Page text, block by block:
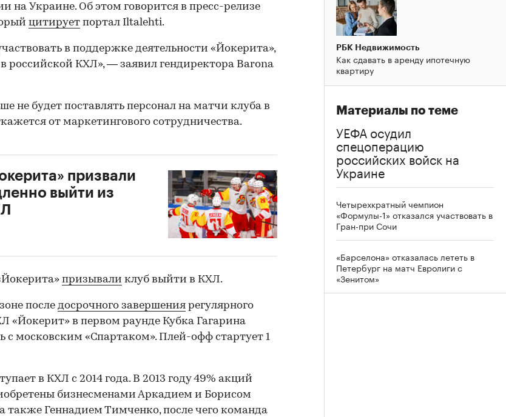
на Украине. Об этом говорится в пресс-релизе
цитирует портал Iltalehti.
в поддержке деятельности «Йокерита»,
российской КХЛ», — заявил гендиректора Barona
не будет поставлять персонал на матчи клуба в
от маркетингового сотрудничества.
/ 00:00
призвали
выйти из
призывали клуб выйти в КХЛ.
после досрочного завершения регулярного
«Йокерит» в первом раунде Кубка Гагарина
с московским «Спартаком». Плей-офф стартует 1
в КХЛ с 2014 года. В 2013 году 49% акций
бизнесменами Аркадием и Борисом
также Геннадием Тимченко, после чего команда
РБК Недвижимость
Как сдавать в аренду ипотечную
квартиру
Материалы по теме
УЕФА осудил
спецоперацию
российских войск на
Украине
Четырехкратный чемпион
«Формулы-1» отказался участвовать в
Гран-при Сочи
«Барселона» отказалась лететь в
Петербург на матч Евролиги с
«Зенитом»